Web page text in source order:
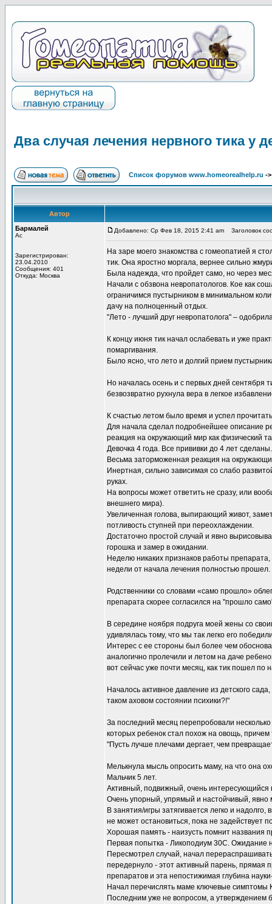
Два случая лечения нервного тика у
Список форумов www.homeorealhelp.ru -
Автор
Бармалей
Ас
Зарегистрирован:
23.04.2010
Сообщения: 401
Откуда: Москва
Добавлено: Ср Фев 18, 2015 2:41 am Заголовок
На заре моего знакомства с гомеопатией я
тик. Она яростно моргала, вернее сильно
Была надежда, что пройдет само, но через
Начали с обзвона невропатологов. Кое как
ограничимся пустырником в минимальном
дачу на полноценный отдых.
"Лето - лучший друг невропатолога" –
К концу июня тик начал ослабевать и уже
помаргивания.
Было ясно, что лето и долгий прием
Но началась осень и с первых дней сентября
безвозвратно рухнула вера в легкое
К счастью летом было время и успел
Для начала сделал подробнейшее описание
реакция на окружающий мир как физический
Девочка 4 года. Все прививки до 4 лет
Весьма заторможенная реакция на
Инертная, сильно зависимая со слабо
руках.
На вопросы может ответить не сразу, или
внешнего мира).
Увеличенная голова, выпирающий живот,
потливость ступней при переохлаждении.
Достаточно простой случай и явно
горошка и замер в ожидании.
Неделю никаких признаков работы
недели от начала лечения полностью прошел.
Родственники со словами «само прошло»
препарата скорее согласился на "прошло
В середине ноября подруга моей жены со
удивлялась тому, что мы так легко его
Интерес с ее стороны был более чем
аналогично пролечили и летом на даче
вот сейчас уже почти месяц, как тик пошел
Началось активное давление из детского
таком аховом состоянии психики?!"
За последний месяц перепробовали
которых ребенок стал похож на овощь, причем
"Пусть лучше плечами дергает, чем
Мелькнула мысль опросить маму, на что она
Мальчик 5 лет.
Активный, подвижный, очень интересующийся
Очень упорный, упрямый и настойчивый, явно
В занятия/игры затягивается легко и
не может остановиться, пока не задействует
Хорошая память - наизусть помнит названия
Первая попытка - Ликоподиум 30С. Ожидание
Пересмотрел случай, начал
передернуло - этот активный парень, прямая
препаратов и эта непостижимая глубина
Начал перечислять маме ключевые симптомы
Последним уже не вопросом, а утверждением